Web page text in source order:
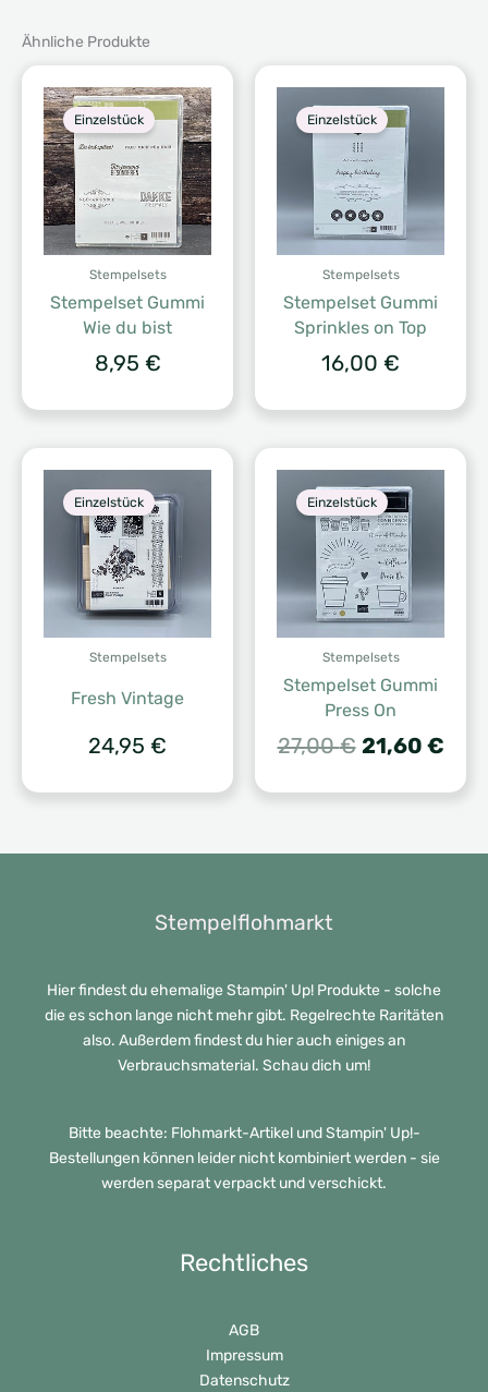
Ähnliche Produkte
Einzelstück
Stempelsets
Stempelset Gummi
Wie du bist
8,95 €
Einzelstück
Stempelsets
Stempelset Gummi
Sprinkles on Top
16,00 €
Einzelstück
Stempelsets
Fresh Vintage
24,95 €
Einzelstück
Stempelsets
Stempelset Gummi
Press On
27,00€
war:
21,60 €
ist:
Stempelflohmarkt
Hier findest du ehemalige Stampin' Up! Produkte - solche
die es schon lange nicht mehr gibt. Regelrechte Raritäten
also. Außerdem findest du hier auch einiges an
Verbrauchsmaterial. Schau dich um!
Bitte beachte: Flohmarkt-Artikel und Stampin' Up!-
Bestellungen können leider nicht kombiniert werden - sie
werden separat verpackt und verschickt.
Rechtliches
AGB
Impressum
Datenschutz